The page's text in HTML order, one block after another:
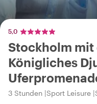
5,0
Stockholm mit
Königliches
3 Stunden Sport Leisure